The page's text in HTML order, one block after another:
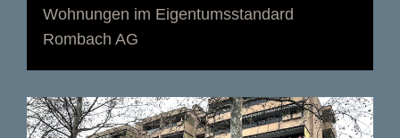
Wohnungen im Eigentumsstandard
Rombach AG